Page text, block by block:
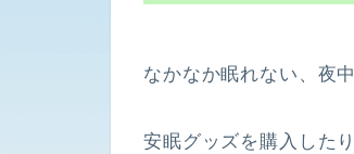
なかなか眠れない、夜
安眠グッズを購入した